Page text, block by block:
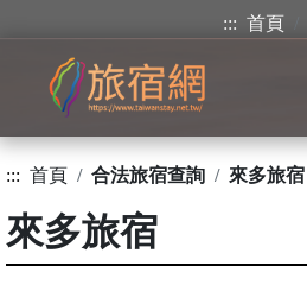
::: 首頁
::: 首頁 合法旅宿查詢 來多旅宿
來多旅宿